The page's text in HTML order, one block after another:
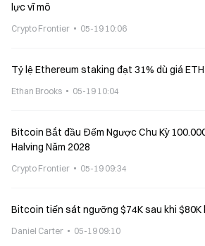
lực vĩ mô
Crypto Frontier 05-19 10:06
Tỷ lệ Ethereum staking đạt 31% dù giá
Ethan Brooks 05-19 10:04
Bitcoin Bắt đầu Đếm Ngược Chu Kỳ
Halving Năm 2028
Crypto Frontier 05-19 09:34
Daniel Carter 05-19 09:10